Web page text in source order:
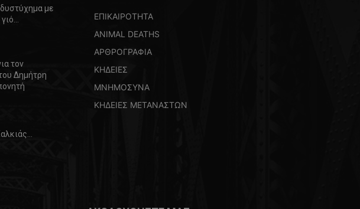
με
τον
Δημήτρη
ΕΠΙΚΑΙΡΟΤΗΤΑ
ANIMAL DEATHS
ΑΡΘΡΟΓΡΑΦΙΑ
ΚΗΔΕΙΕΣ
ΜΝΗΜΟΣΥΝΑ
ΚΗΔΕΙΕΣ ΜΕΤΑΝΑΣΤΩΝ